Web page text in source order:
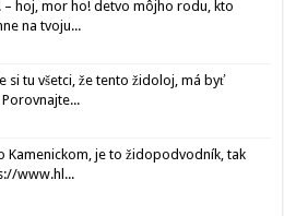
– hoj, mor ho! detvo môjho rodu, kto
na tvoju...
si tu všetci, že tento židoloj, má byť
Kamenickom, je to židopodvodník, tak
www.hl...